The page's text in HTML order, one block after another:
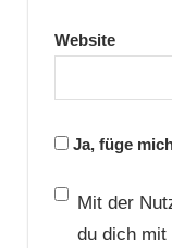
Website
Ja, füge
Mit der
du dich mit